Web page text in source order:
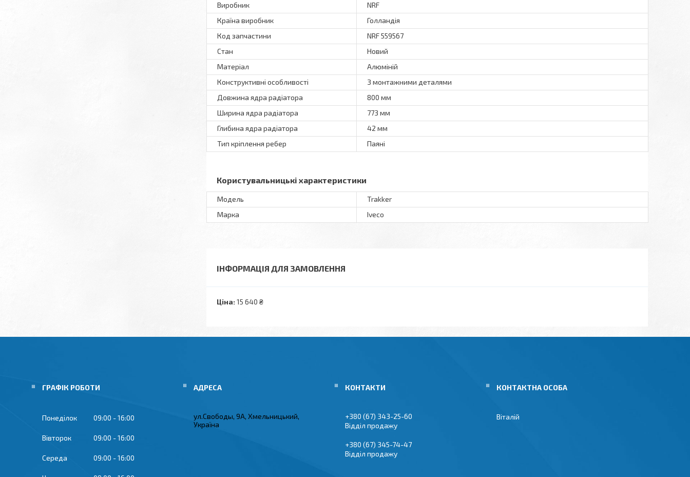
Виробник
NRF
Країна виробник
Голландія
Код запчастини
NRF 559567
Стан
Новий
Матеріал
Алюміній
Конструктивні особливості
З монтажними деталями
Довжина ядра радіатора
800 мм
Ширина ядра радіатора
773 мм
Глибина ядра радіатора
42 мм
Тип кріплення ребер
Паяні
Користувальницькі характеристики
Модель
Trakker
Марка
Iveco
ІНФОРМАЦІЯ ДЛЯ ЗАМОВЛЕННЯ
Ціна: 15 640 ₴
ГРАФІК РОБОТИ
Понеділок 09:00 16:00
Вівторок 09:00 16:00
Середа 09:00 16:00
ул.Свободы, 9А, Хмельницький,
Україна
+380 (67) 343-25-60
Відділ продажу
+380 (67) 345-74-47
Відділ продажу
Віталій